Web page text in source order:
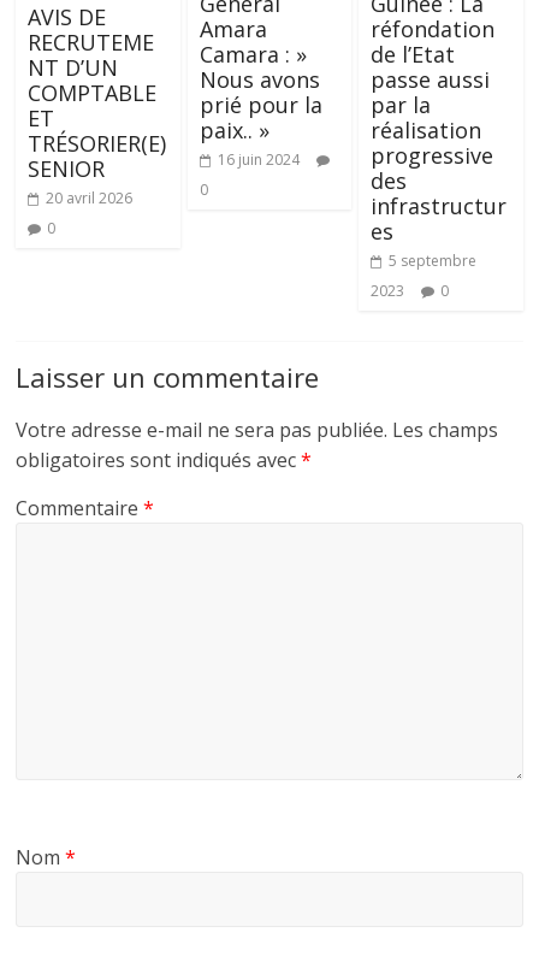
AVIS DE
RECRUTEME
NT D’UN
COMPTABLE
ET
TRÉSORIER(E)
SENIOR
20 avril 2026
0
Amara
Camara : »
Nous avons
prié pour la
paix.. »
16 juin 2024
0
réfondation
de l’Etat
passe aussi
par la
réalisation
progressive
des
infrastructur
es
5 septembre
2023
0
Laisser un commentaire
Votre adresse e-mail ne sera pas publiée. Les champs
obligatoires sont indiqués avec*
Commentaire*
Nom*